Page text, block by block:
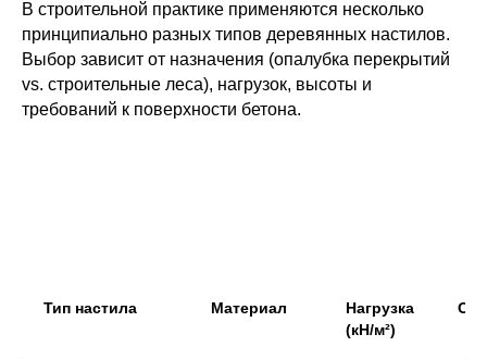
В строительной практике применяются несколько
принципиально разных типов деревянных настилов.
Выбор зависит от назначения (опалубка перекрытий
vs. строительные леса), нагрузок, высоты и
требований к поверхности бетона.
Тип настила Материал
Нагрузка
(кН/м²)